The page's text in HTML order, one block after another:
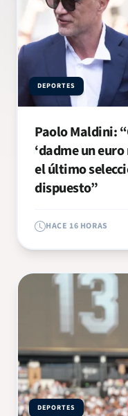
DEPORTES
Paolo Maldini:
‘dadme un
el último
dispuesto”
HACE 16 HORAS
DEPORTES